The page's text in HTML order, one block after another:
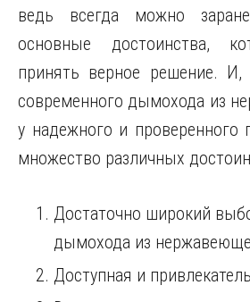
ведь всегда можно
основные достоинства,
принять верное решение. И,
современного дымохода из
у надежного и проверенного
множество различных
Достаточно широкий
дымохода из
Доступная и